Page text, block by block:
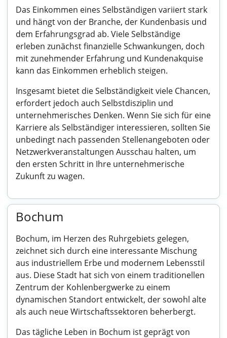
Das Einkommen eines Selbständigen variiert stark
und hängt von der Branche, der Kundenbasis und
dem Erfahrungsgrad ab. Viele Selbständige
erleben zunächst finanzielle Schwankungen, doch
mit zunehmender Erfahrung und Kundenakquise
kann das Einkommen erheblich steigen.
Insgesamt bietet die Selbständigkeit viele Chancen,
erfordert jedoch auch Selbstdisziplin und
unternehmerisches Denken. Wenn Sie sich für eine
Karriere als Selbständiger interessieren, sollten Sie
unbedingt nach passenden Stellenangeboten oder
Netzwerkveranstaltungen Ausschau halten, um
den ersten Schritt in Ihre unternehmerische
Zukunft zu wagen.
Bochum
Bochum, im Herzen des Ruhrgebiets gelegen,
zeichnet sich durch eine interessante Mischung
aus industriellem Erbe und modernem Lebensstil
aus. Diese Stadt hat sich von einem traditionellen
Zentrum der Kohlenbergwerke zu einem
dynamischen Standort entwickelt, der sowohl alte
als auch neue Wirtschaftssektoren beherbergt.
Das tägliche Leben in Bochum ist geprägt von